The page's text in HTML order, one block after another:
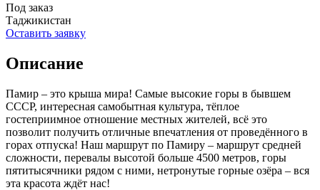
Под заказ
Таджикистан
Оставить заявку
Описание
Памир – это крыша мира! Самые высокие горы в бывшем
СССР, интересная самобытная культура, тёплое
гостеприимное отношение местных жителей, всё это
позволит получить отличные впечатления от проведённого в
горах отпуска! Наш маршрут по Памиру – маршрут средней
сложности, перевалы высотой больше 4500 метров, горы
пятитысячники рядом с ними, нетронутые горные озёра – вся
эта красота ждёт нас!